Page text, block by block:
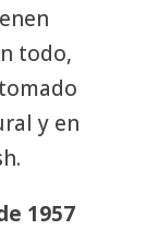
todo,
y en
1957